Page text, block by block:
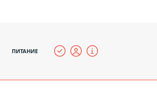
ПИТАНИЕ